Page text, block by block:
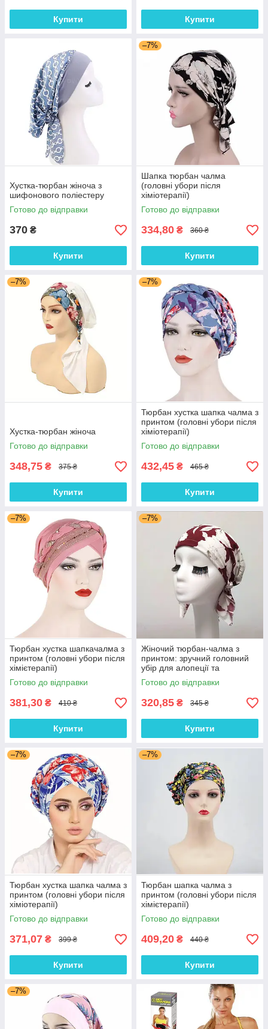
Купити Купити
Хустка-тюрбан жіноча з
шифонового поліестеру
Готово до відправки
370 ₴
Купити
–7%
Шапка тюрбан чалма
(головні убори після
хіміотерапії)
Готово до відправки
334,80 ₴ 360 ₴
Купити
–7%
Хустка-тюрбан жіноча
Готово до відправки
348,75 ₴ 375 ₴
Купити
–7%
Тюрбан хустка шапка чалма з
принтом (головні убори після
хіміотерапії)
Готово до відправки
432,45 ₴ 465 ₴
Купити
–7%
Тюрбан хустка шапкачалма з
принтом (головні убори після
хімієтерапії)
Готово до відправки
381,30 ₴ 410 ₴
Купити
–7%
Жіночий тюрбан-чалма з
принтом: зручний головний
убір для алопеції та
відновлення після
хімієтерапії
Готово до відправки
320,85 ₴ 345 ₴
Купити
–7%
Тюрбан хустка шапка чалма з
принтом (головні убори після
хіміотерапії)
Готово до відправки
371,07 ₴ 399 ₴
Купити
–7%
Тюрбан шапка чалма з
принтом (головні убори після
хімієтерапії)
Готово до відправки
409,20 ₴ 440 ₴
Купити
–7%